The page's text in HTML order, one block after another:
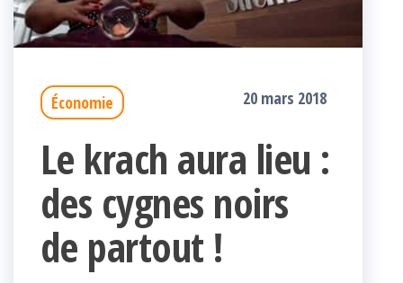
Économie 20 mars 2018
Le krach aura lieu :
des cygnes noirs
de partout !